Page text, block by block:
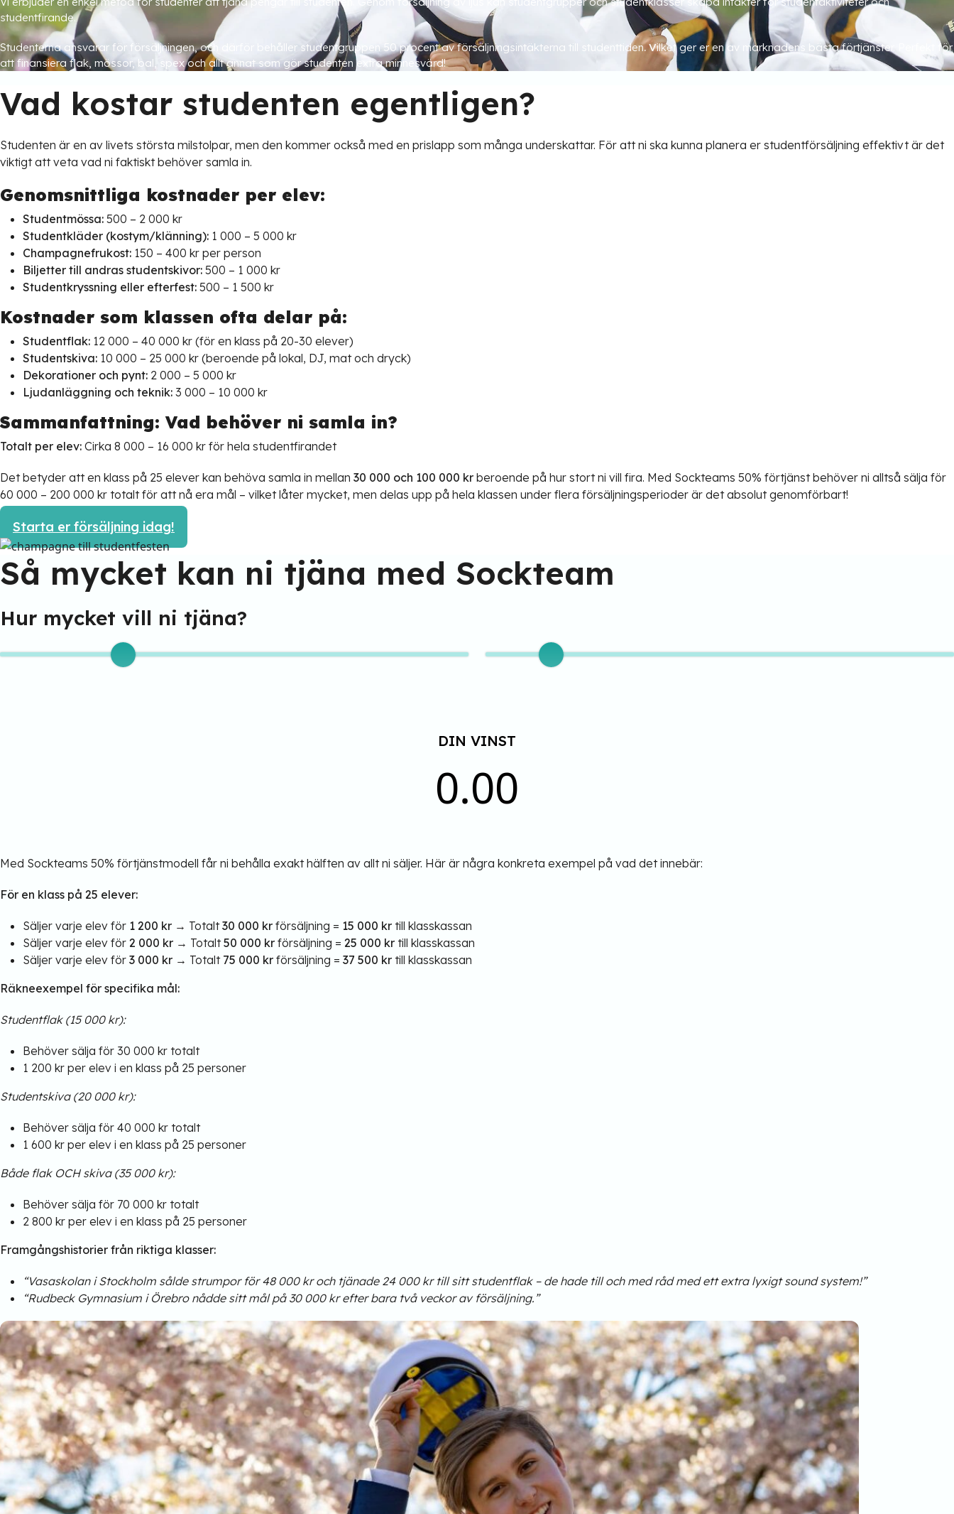
studentfirande.
Studenterna ansvarar för försäljningen, och därför behåller studentgruppen 50 procent av försäljningsintäkterna till studenttiden. Vilket ger er en av marknadens bästa förtjänster. Perfekt för
att finansiera flak, mössor, bal, spex och allt annat som gör studenten extra minnesvärd!
Vad kostar studenten egentligen?
Studenten är en av livets största milstolpar, men den kommer också med en prislapp som många underskattar. För att ni ska kunna planera er studentförsäljning effektivt är det
viktigt att veta vad ni faktiskt behöver samla in.
Genomsnittliga kostnader per elev:
Studentmössa: 500 – 2 000 kr
Studentkläder (kostym/klänning): 1 000 – 5 000 kr
Champagnefrukost: 150 – 400 kr per person
Biljetter till andras studentskivor: 500 – 1 000 kr
Studentkryssning eller efterfest: 500 – 1 500 kr
Kostnader som klassen ofta delar på:
Studentflak: 12 000 – 40 000 kr (för en klass på 20-30 elever)
Studentskiva: 10 000 – 25 000 kr (beroende på lokal, DJ, mat och dryck)
Dekorationer och pynt: 2 000 – 5 000 kr
Ljudanläggning och teknik: 3 000 – 10 000 kr
Sammanfattning: Vad behöver ni samla in?
Totalt per elev: Cirka 8 000 – 16 000 kr för hela studentfirandet
Det betyder att en klass på 25 elever kan behöva samla in mellan 30 000 och 100 000 kr beroende på hur stort ni vill fira. Med Sockteams 50% förtjänst behöver ni alltså sälja för
60 000 – 200 000 kr totalt för att nå era mål – vilket låter mycket, men delas upp på hela klassen under flera försäljningsperioder är det absolut genomförbart!
Starta er försäljning idag!
Så mycket kan ni tjäna med Sockteam
Hur mycket vill ni tjäna?
DIN VINST
0.00
Med Sockteams 50% förtjänstmodell får ni behålla exakt hälften av allt ni säljer. Här är några konkreta exempel på vad det innebär:
För en klass på 25 elever:
Säljer varje elev för 1 200 kr → Totalt30 000 kr försäljning = 15 000 kr till klasskassan
Säljer varje elev för 2 000 kr → Totalt50 000 kr försäljning = 25 000 kr till klasskassan
Säljer varje elev för 3 000 kr → Totalt 75 000 kr försäljning = 37 500 kr till klasskassan
Räkneexempel för specifika mål:
Studentflak (15 000 kr):
Behöver sälja för 30 000 kr totalt
1 200 kr per elev i en klass på 25 personer
Studentskiva (20 000 kr):
Behöver sälja för 40 000 kr totalt
1 600 kr per elev i en klass på 25 personer
Både flak OCH skiva (35 000 kr):
Behöver sälja för 70 000 kr totalt
2 800 kr per elev i en klass på 25 personer
Framgångshistorier från riktiga klasser:
“Vasaskolan i Stockholm sålde strumpor för 48 000 kr och tjänade 24 000 kr till sitt studentflak – de hade till och med råd med ett extra lyxigt sound system!”
“Rudbeck Gymnasium i Örebro nådde sitt mål på 30 000 kr efter bara två veckor av försäljning.”